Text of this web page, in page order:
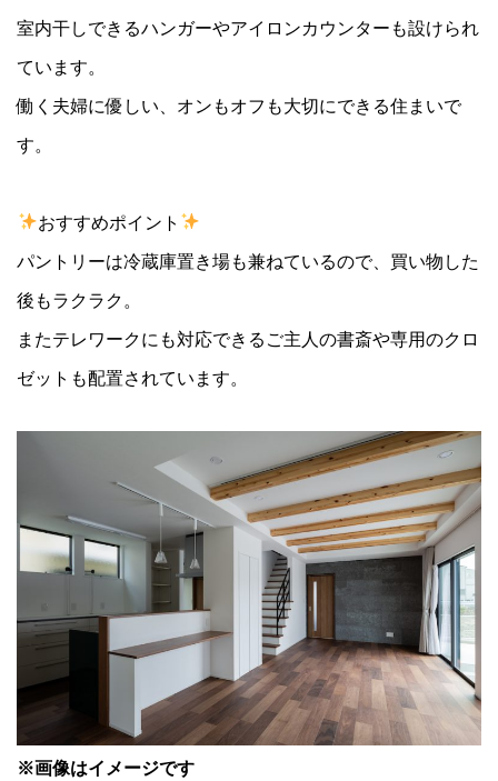
室内干しできるハンガーやアイロンカウンターも設けられ
ています。
働く夫婦に優しい、オンもオフも大切にできる住まいで
す。
おすすめポイント
パントリーは冷蔵庫置き場も兼ねているので、買い物した
後もラクラク。
またテレワークにも対応できるご主人の書斎や専用のクロ
ゼットも配置されています。
※画像はイメージです